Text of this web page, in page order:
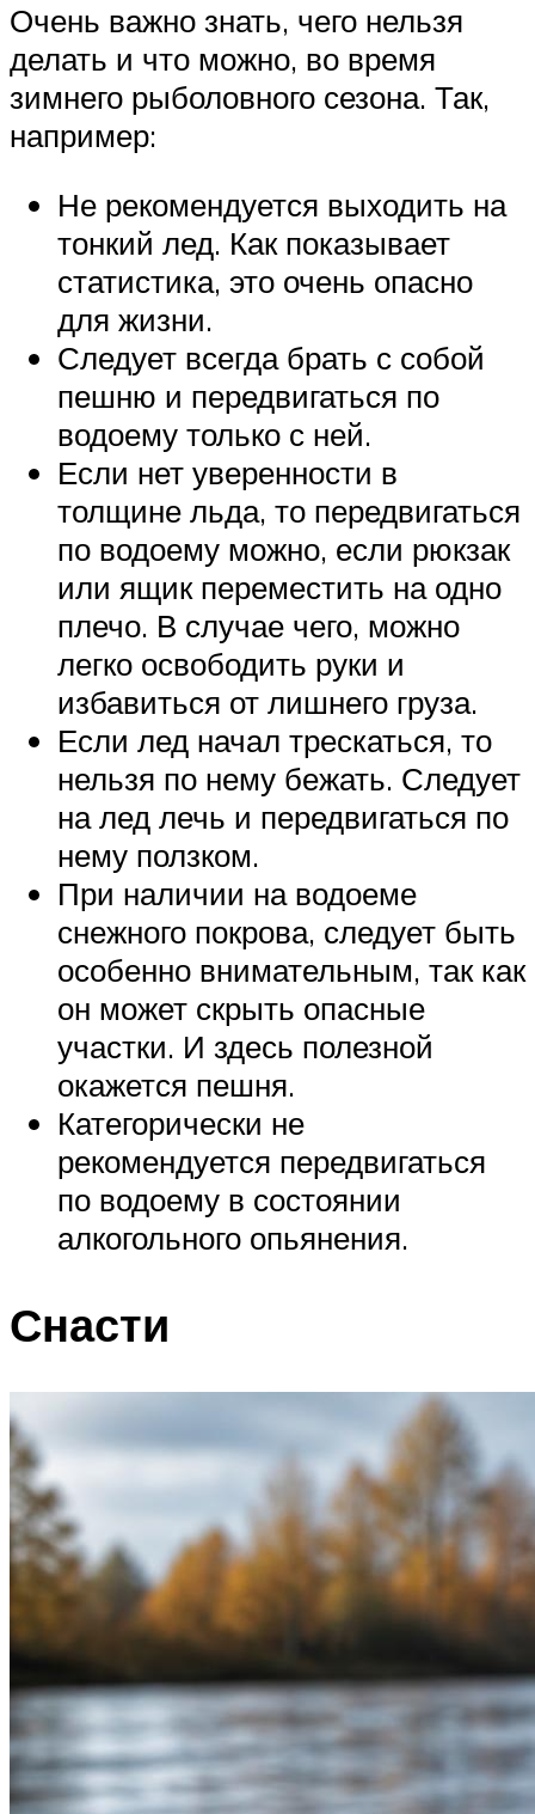
Очень важно знать, чего нельзя
делать и что можно, во время
зимнего рыболовного сезона. Так,
например:
Не рекомендуется выходить на
тонкий лед. Как показывает
статистика, это очень опасно
для жизни.
Следует всегда брать с собой
пешню и передвигаться по
водоему только с ней.
Если нет уверенности в
толщине льда, то передвигаться
по водоему можно, если рюкзак
или ящик переместить на одно
плечо. В случае чего, можно
легко освободить руки и
избавиться от лишнего груза.
Если лед начал трескаться, то
нельзя по нему бежать. Следует
на лед лечь и передвигаться по
нему ползком.
При наличии на водоеме
снежного покрова, следует быть
особенно внимательным, так как
он может скрыть опасные
участки. И здесь полезной
окажется пешня.
Категорически не
рекомендуется передвигаться
по водоему в состоянии
алкогольного опьянения.
Снасти